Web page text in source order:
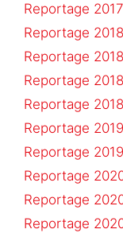
Reportage
Reportage
Reportage
Reportage
Reportage
Reportage
Reportage
Reportage
Reportage
Reportage